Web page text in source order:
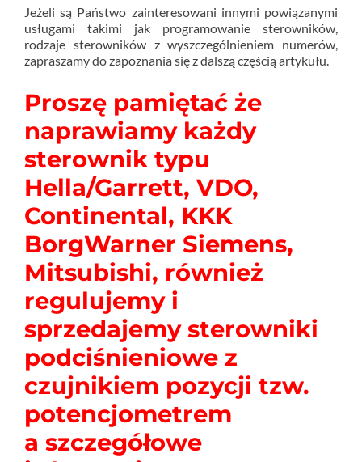
Jeżeli są Państwo zainteresowani innymi powiązanymi
usługami takimi jak programowanie sterowników,
rodzaje sterowników z wyszczególnieniem numerów,
zapraszamy do zapoznania się z dalszą częścią artykułu.
Proszę pamiętać że
naprawiamy każdy
sterownik typu
Hella/Garrett, VDO,
Continental, KKK
BorgWarner Siemens,
Mitsubishi, również
regulujemy i
sprzedajemy sterowniki
podciśnieniowe z
czujnikiem pozycji tzw.
potencjometrem
a szczegółowe